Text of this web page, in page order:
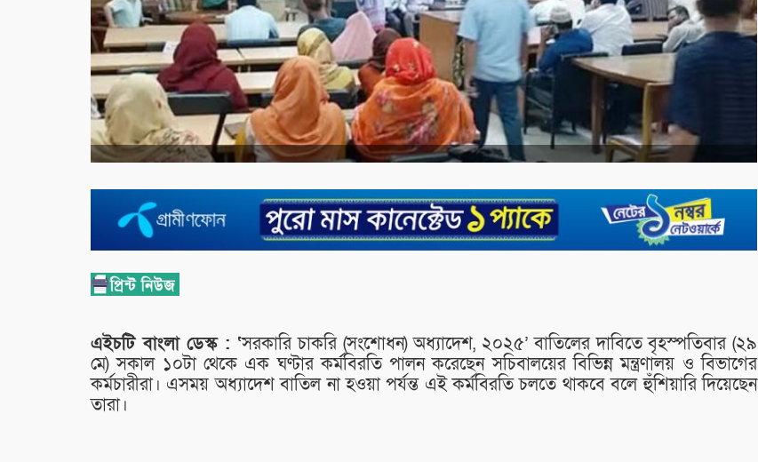
এইচটি বাংলা ডেস্ক : ‘সরকারি চাকরি (সংশোধন) অধ্যাদেশ, ২০২৫’ বাতিলের দাবিতে বৃহস্পতিবার (২৯
মে) সকাল ১০টা থেকে এক ঘণ্টার কর্মবিরতি পালন করেছেন সচিবালয়ের বিভিন্ন মন্ত্রণালয় ও বিভাগের
কর্মচারীরা। এসময় অধ্যাদেশ বাতিল না হওয়া পর্যন্ত এই কর্মবিরতি চলতে থাকবে বলে হুঁশিয়ারি দিয়েছেন
তারা।